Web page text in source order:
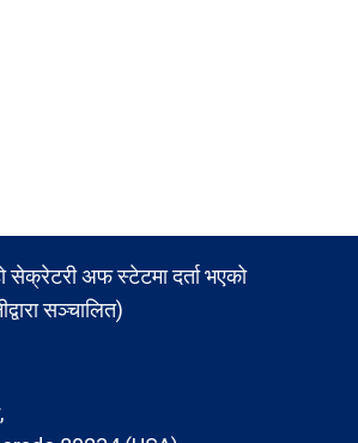
सेक्रेटरी अफ स्टेटमा दर्ता भएको
सञ्चालित)